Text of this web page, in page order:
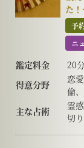
た
予
ニ
鑑定料金
20
得意分野
恋
倫
離
教
主な占術
霊
切